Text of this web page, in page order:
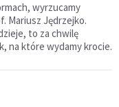
wyrzucamy
Mariusz Jędrzejko.
to za chwilę
na które wydamy krocie.